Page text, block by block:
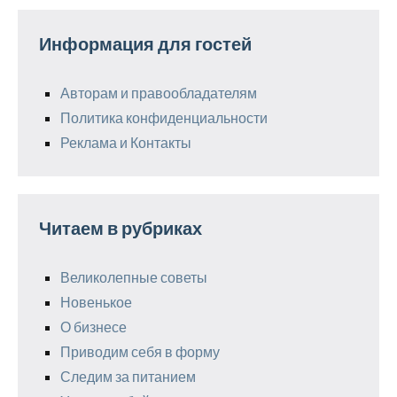
Информация для гостей
Авторам и правообладателям
Политика конфиденциальности
Реклама и Контакты
Читаем в рубриках
Великолепные советы
Новенькое
О бизнесе
Приводим себя в форму
Следим за питанием